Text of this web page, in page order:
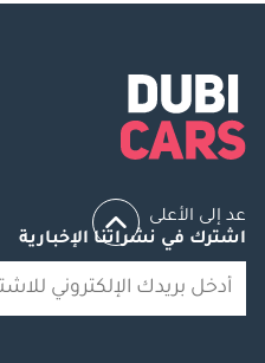
عد إلى الأعلى
اشترك في نشراتنا الإخبارية